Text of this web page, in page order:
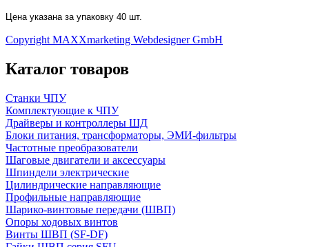
Цена указана за упаковку 40 шт.
Copyright MAXXmarketing Webdesigner GmbH
Каталог товаров
Станки ЧПУ
Комплектующие к ЧПУ
Драйверы и контроллеры ШД
Блоки питания, трансформаторы, ЭМИ-фильтры
Частотные преобразователи
Шаговые двигатели и аксессуары
Шпиндели электрические
Цилиндрические направляющие
Профильные направляющие
Шарико-винтовые передачи (ШВП)
Опоры ходовых винтов
Винты ШВП (SF-DF)